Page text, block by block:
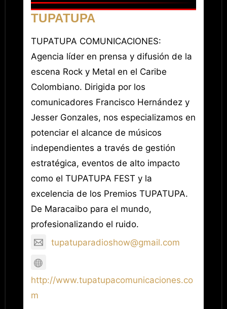
TUPATUPA
TUPATUPA COMUNICACIONES:
Agencia líder en prensa y difusión de la
escena Rock y Metal en el Caribe
Colombiano. Dirigida por los
comunicadores Francisco Hernández y
Jesser Gonzales, nos especializamos en
potenciar el alcance de músicos
independientes a través de gestión
estratégica, eventos de alto impacto
como el TUPATUPA FEST y la
excelencia de los Premios TUPATUPA.
De Maracaibo para el mundo,
profesionalizando el ruido.
tupatuparadioshow@gmail.com
http://www.tupatupacomunicaciones.co
m